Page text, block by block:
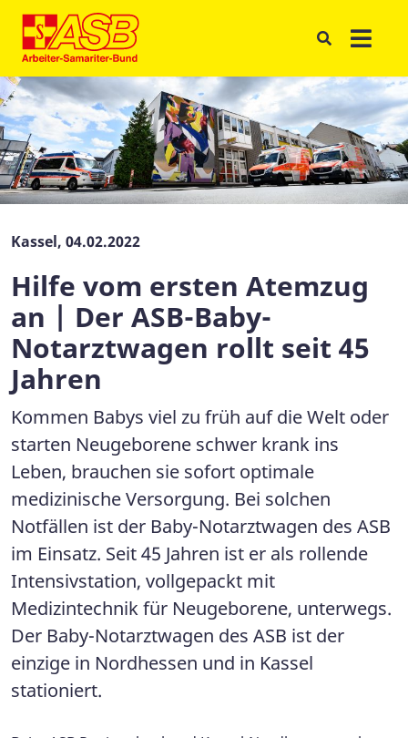
Kassel, 04.02.2022
Hilfe vom ersten Atemzug
an | Der ASB-Baby-
Notarztwagen rollt seit 45
Jahren
Kommen Babys viel zu früh auf die Welt oder
starten Neugeborene schwer krank ins
Leben, brauchen sie sofort optimale
medizinische Versorgung. Bei solchen
Notfällen ist der Baby-Notarztwagen des ASB
im Einsatz. Seit 45 Jahren ist er als rollende
Intensivstation, vollgepackt mit
Medizintechnik für Neugeborene, unterwegs.
Der Baby-Notarztwagen des ASB ist der
einzige in Nordhessen und in Kassel
stationiert.